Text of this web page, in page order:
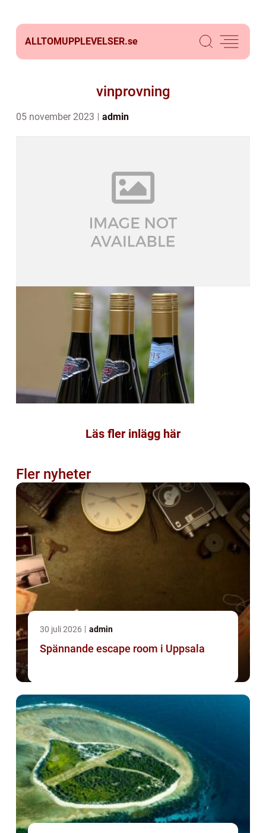
ALLTOMUPPLEVELSER.se
vinprovning
05 november 2023 admin
Läs fler inlägg här
Fler nyheter
30 juli 2026 admin
Spännande escape room i Uppsala